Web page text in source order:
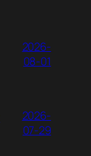
2026-
08-01
2026-
07-29